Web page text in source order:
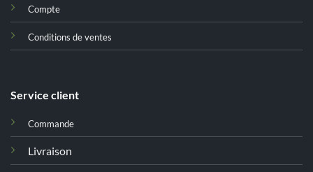
Compte
Conditions de ventes
Service client
Commande
Livraison